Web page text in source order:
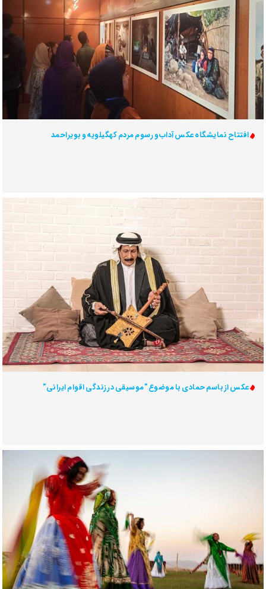
افتتاح نمایشگاه عکس آداب و رسوم مردم کهگیلویه و بویراحمد
عکس از باسم حمادی با موضوع "موسیقی در زندگی اقوام ایرانی"